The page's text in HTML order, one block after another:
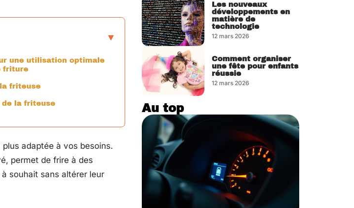
une utilisation optimale
friture
friteuse
de la friteuse
adaptée à vos besoins.
permet de frire à des
souhait sans altérer leur
Les nouveaux
développements en
matière de
technologie
12 mars 2026
Comment organiser
une fête pour enfants
réussie
12 mars 2026
Au top